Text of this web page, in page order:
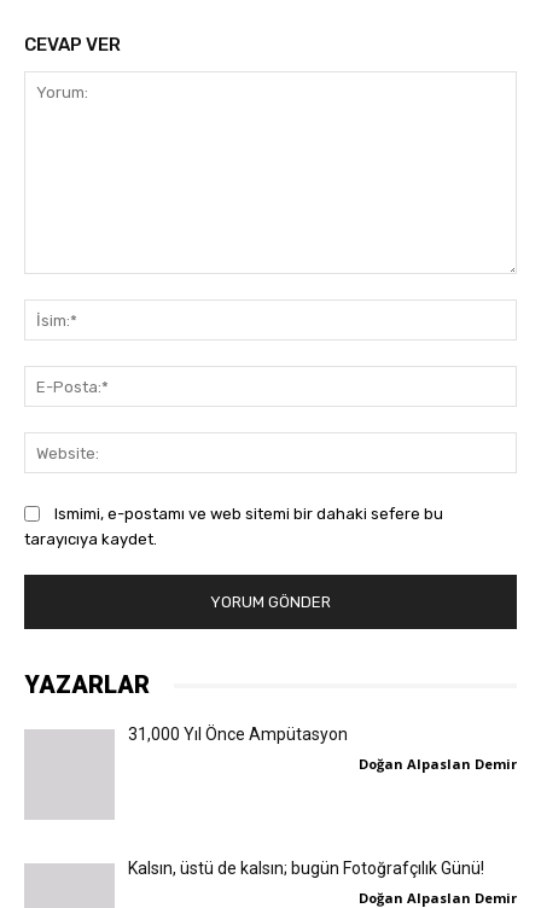
CEVAP VER
Ismimi, e-postamı ve web sitemi bir dahaki sefere bu
tarayıcıya kaydet.
YAZARLAR
31,000 Yıl Önce Ampütasyon
Doğan Alpaslan Demir
Kalsın, üstü de kalsın; bugün Fotoğrafçılık Günü!
Doğan Alpaslan Demir